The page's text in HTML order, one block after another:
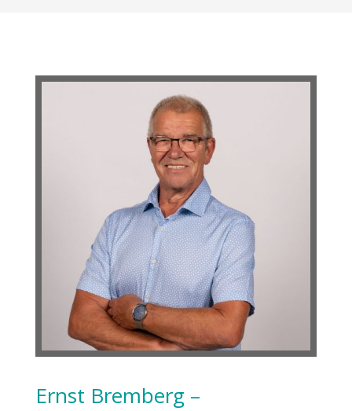
Ernst Bremberg –